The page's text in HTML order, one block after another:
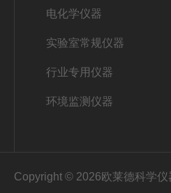
电化学仪器
实验室常规仪器
行业专用仪器
环境监测仪器
Copyright © 2026欧莱德科学